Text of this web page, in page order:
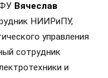
Вячеслав
НИИРиПУ,
управления
сотрудник
и